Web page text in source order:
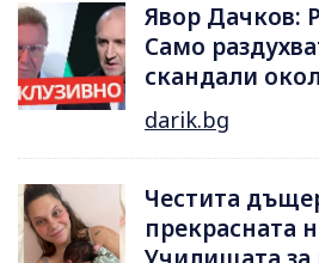
Явор Дачков:
Само
скандали
darik.bg
Честита
прекрасната